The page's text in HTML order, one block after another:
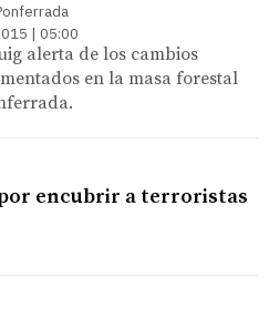
| 05:00
alerta de los cambios
en la masa forestal
encubrir a terroristas